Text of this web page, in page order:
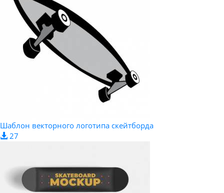
Шаблон векторного логотипа скейтборда
27